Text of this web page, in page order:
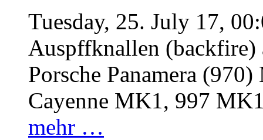
Tuesday, 25. July 17,
Auspffknallen
Porsche Panamera
Cayenne MK1, 997
mehr …